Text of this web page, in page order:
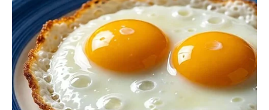
pruži. Sudbina vam daje priliku da odlučite –da li ste
spremni da oprostite i pokušate ponovo , ili je ovo
trenutak kada konačno puštate ono što vas je vezivalo.
Za mnoge Bikove, ovo može bitisudbinski povratak
prave ljubavi, ali samo ako se obe strane menjaju. Ako se
vraća isto ponašanje i iste rane – vaša duša će to odmah